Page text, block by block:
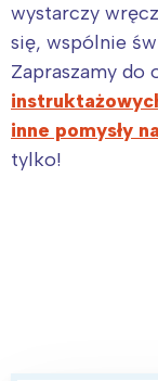
wystarczy
się, wspólnie
Zapraszamy do
inne pomysły
tylko!